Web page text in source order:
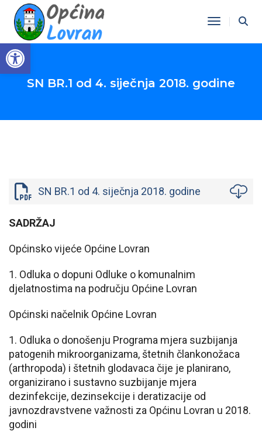
Open toolbar
Toggle
SN BR.1 od 4. siječnja 2018. godine
SN BR.1 od 4. siječnja 2018. godine
SADRŽAJ
Općinsko vijeće Općine Lovran
1. Odluka o dopuni Odluke o komunalnim
djelatnostima na području Općine Lovran
Općinski načelnik Općine Lovran
1. Odluka o donošenju Programa mjera suzbijanja
patogenih mikroorganizama, štetnih člankonožaca
(arthropoda) i štetnih glodavaca čije je planirano,
organizirano i sustavno suzbijanje mjera
dezinfekcije, dezinsekcije i deratizacije od
javnozdravstvene važnosti za Općinu Lovran u 2018.
godini